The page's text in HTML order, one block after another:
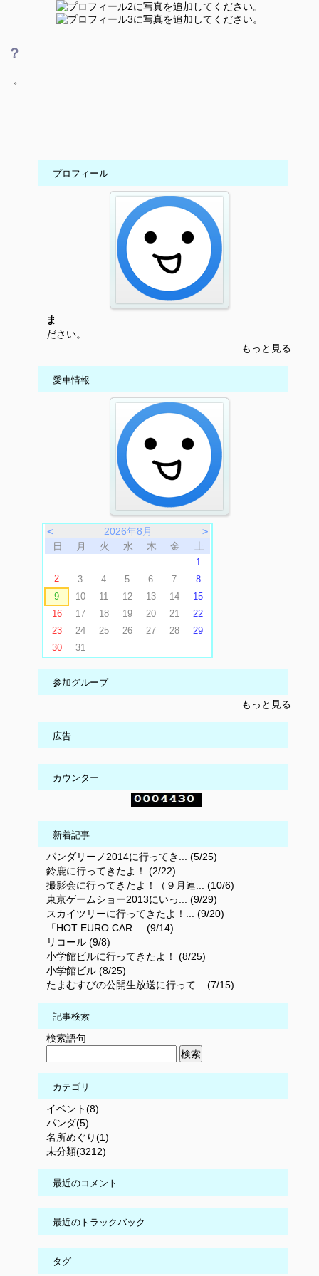
？
。
プロフィール
ま
ださい。
もっと見る
愛車情報
＜ 2026年8月
＞
日
月 火 水 木 金 土
1
2
3 4 5 6 7
8
9
10 11 12 13 14
15
16
17 18 19 20 21
22
23
24 25 26 27 28
29
30
31
参加グループ
もっと見る
広告
カウンター
新着記事
パンダリーノ2014に行ってき... (5/25)
鈴鹿に行ってきたよ！ (2/22)
撮影会に行ってきたよ！（９月連... (10/6)
東京ゲームショー2013にいっ... (9/29)
スカイツリーに行ってきたよ！... (9/20)
「HOT EURO CAR ... (9/14)
リコール (9/8)
小学館ビルに行ってきたよ！ (8/25)
小学館ビル (8/25)
たまむすびの公開生放送に行って... (7/15)
記事検索
検索語句
カテゴリ
イベント(8)
パンダ(5)
名所めぐり(1)
未分類(3212)
最近のコメント
最近のトラックバック
タグ